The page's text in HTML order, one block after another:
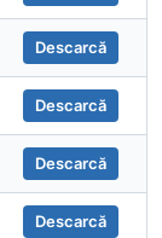
Descarcă
Descarcă
Descarcă
Descarcă